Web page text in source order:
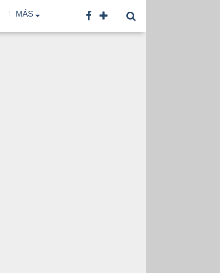
TF TNA CONTACTO
MÁS